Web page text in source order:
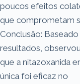
poucos efeitos
que comprometam
Conclusão: Baseado
resultados,
que a nitazoxanida
única foi eficaz no